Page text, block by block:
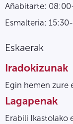
Añabitarte:
Esmalteria:
Eskaerak
Iradokizunak
Egin hemen zure
Lagapenak
Erabili Ikastolako